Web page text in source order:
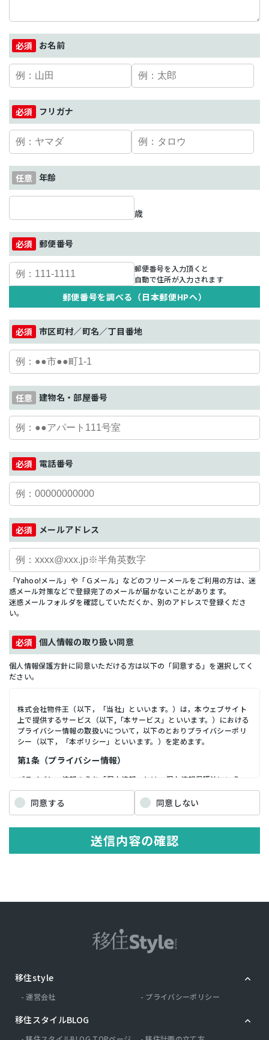
お名前
フリガナ
年齢
歳
郵便番号
郵便番号を入力頂くと
自動で住所が入力されます
郵便番号を調べる（日本郵便HPへ）
市区町村／町名／丁目番地
建物名・部屋番号
電話番号
メールアドレス
「Yahoo!メール」や「Ｇメール」などのフリーメールをご利用の方は、迷
惑メール対策などで登録完了のメールが届かないことがあります。
迷惑メールフォルダを確認していただくか、別のアドレスで登録くださ
い。
個人情報の取り扱い同意
個人情報保護方針に同意いただける方は以下の「同意する」を選択してく
ださい。
株式会社物件王（以下，「当社」といいます。）は，本ウェブサイト
上で提供するサービス（以下,「本サービス」といいます。）における
プライバシー情報の取扱いについて，以下のとおりプライバシーポリ
シー（以下，「本ポリシー」といいます。）を定めます。
第1条（プライバシー情報）
プライバシー情報のうち「個人情報」とは，個人情報保護法にいう
「個人情報」を指すものとし，生存する個人に関する情報であって，
当該情報に含まれる氏名，生年月日，住所，電話番号，連絡先その他
の記述等により特定の個人を識別できる情報を指します。 プライバシ
情報」以外のものをいい，ご利用いただいたサービスやご購入いただ
いた商品，ご覧になったページや広告の履歴，ユーザーが検索された
検索キーワード，ご利用日時，ご利用の方法，ご利用環境，郵便番号
第２条（プライバシー情報の収集方法）
番号，メールアドレス，銀行口座番号，クレジットカード番号，運転
免許証番号などの個人情報をお尋ねすることがあります。また，ユー
ザーと提携先などとの間でなされたユーザーの個人情報を含む取引記
配信先などを含みます。以下，｢提携先｣といいます。）などから収集
することがあります。 当社は，ユーザーについて，利用したサービス
やソフトウエア，購入した商品，閲覧したページや広告の履歴，検索
じてご利用の場合の当該端末の通信状態，利用に際しての各種設定情
報なども含みます），IPアドレス，クッキー情報，位置情報，端末の
個体識別情報などの履歴情報および特性情報を，ユーザーが当社や提
同意する 同意しない
送信内容の確認
移住style
運営会社 プライバシーポリシー
移住スタイルBLOG